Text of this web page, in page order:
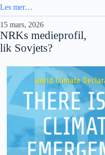
Les mer…
15 mars, 2026
NRKs medieprofil,
lik Sovjets?